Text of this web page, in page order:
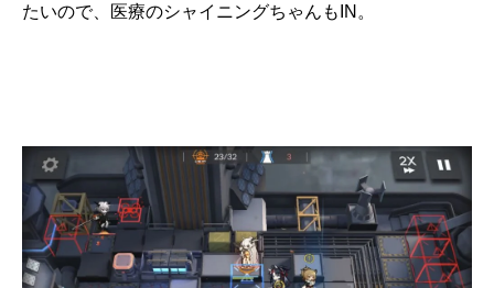
たいので、医療のシャイニングちゃんもIN。